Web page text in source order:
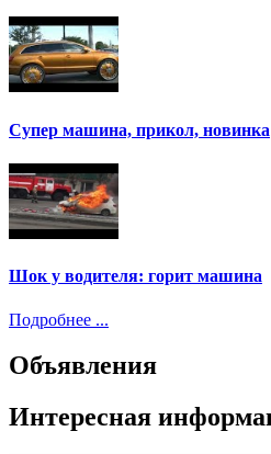
Супер машина, прикол, новинка
Шок у водителя: горит машина
Подробнее ...
Объявления
Интересная